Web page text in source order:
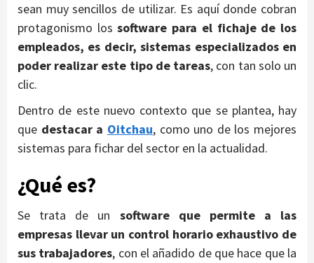
sean muy sencillos de utilizar. Es aquí donde cobran
protagonismo lossoftware para el fichaje de los
empleados, es decir, sistemas especializados en
poder realizar este tipo de tareas, con tan solo un
clic.
Dentro de este nuevo contexto que se plantea, hay
que destacar a Oitchau, como uno de los mejores
sistemas para fichar del sector en la actualidad.
¿Qué es?
Se trata de un software que permite a las
empresas llevar un control horario exhaustivo de
sus trabajadores, con el añadido de que hace que la